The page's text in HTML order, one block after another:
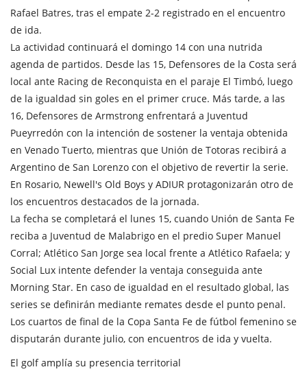
Rafael Batres, tras el empate 2-2 registrado en el encuentro
de ida.
La actividad continuará el domingo 14 con una nutrida
agenda de partidos. Desde las 15, Defensores de la Costa será
local ante Racing de Reconquista en el paraje El Timbó, luego
de la igualdad sin goles en el primer cruce. Más tarde, a las
16, Defensores de Armstrong enfrentará a Juventud
Pueyrredón con la intención de sostener la ventaja obtenida
en Venado Tuerto, mientras que Unión de Totoras recibirá a
Argentino de San Lorenzo con el objetivo de revertir la serie.
En Rosario, Newell's Old Boys y ADIUR protagonizarán otro de
los encuentros destacados de la jornada.
La fecha se completará el lunes 15, cuando Unión de Santa Fe
reciba a Juventud de Malabrigo en el predio Super Manuel
Corral; Atlético San Jorge sea local frente a Atlético Rafaela; y
Social Lux intente defender la ventaja conseguida ante
Morning Star. En caso de igualdad en el resultado global, las
series se definirán mediante remates desde el punto penal.
Los cuartos de final de la Copa Santa Fe de fútbol femenino se
disputarán durante julio, con encuentros de ida y vuelta.
El golf amplía su presencia territorial